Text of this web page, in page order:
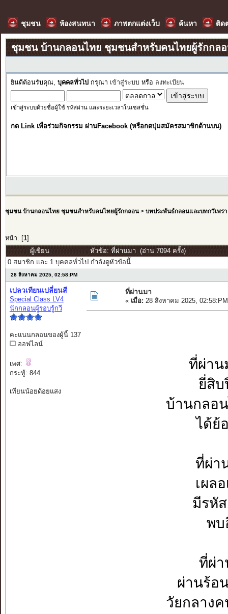
ชุมชน ห้องสนทนา ภาพตกแต่งเว็บ ค้นหา ติด
ชุมชน บ้านกลอนไทย ชุมชนสำหรับคนไทยผู้รักกล
ยินดีต้อนรับคุณ, บุคคลทั่วไป กรุณา เข้าสู่ระบบ หรือ ลงทะเบียน
เข้าสู่ระบบด้วยชื่อผู้ใช้ รหัสผ่าน และระยะเวลาในเซสชั่น
กด Link เพื่อร่วมกิจกรรม ผ่านFacebook (หรือกดปุ่มสมัครสมาชิกด้านบน)
ชุมชน บ้านกลอนไทย ชุมชนสำหรับคนไทยผู้รักกลอน> บทประพันธ์กลอนและบทกวีเพรา
หน้า: [ 1]
ผู้เขียน
หัวข้อ: ที่ผ่านมา (อ่าน 7094 ครั้ง)
0 สมาชิก และ 1 บุคคลทั่วไป กำลังดูหัวข้อนี้
28 สิงหาคม 2025, 02:58:PM
เปลวเทียนเปลี่ยนสี
Special Class LV4
นักกลอนผู้รอบรู้กวี
คะแนนกลอนของผู้นี้ 137
ออฟไลน์
เพศ:
กระทู้: 844
เทียนน้อยด้อยแสง
ที่ผ่านมา
« เมื่อ: 28 สิงหาคม 2025,
ที่ผ่าน
ยี่สิบ
บ้านกลอน
ได้ย้
ที่ผ่า
เผล
มีรหั
พบ
ที่ผ่า
ผ่านร้อ
วัยกลาง